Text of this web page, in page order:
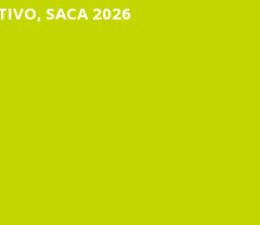
SACA 2026